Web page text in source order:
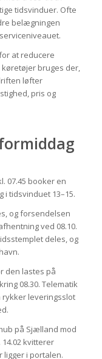
tidsvinduer. Ofte
belægningen
at reducere
bruges der,
løfter
pris og
07.45 booker en
i tidsvinduet 13–15.
og forsendelsen
ved 08.10.
deles, og
den lastes på
08.30. Telematik
leveringsslot
på Sjælland mod
kvitterer
ligger i portalen.